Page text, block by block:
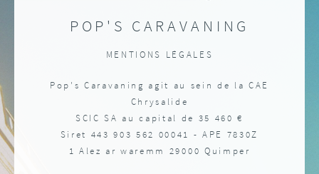
POP'S CARAVANING
MENTIONS LÉGALES
Pop's Caravaning agit au sein de la CAE
Chrysalide
SCIC SA au capital de 35 460 €
Siret 443 903 562 00041 - APE 7830Z
1 Alez ar waremm 29000 Quimper